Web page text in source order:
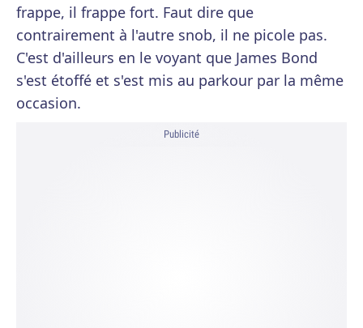
frappe, il frappe fort. Faut dire que
contrairement à l'autre snob, il ne picole pas.
C'est d'ailleurs en le voyant que James Bond
s'est étoffé et s'est mis au parkour par la même
occasion.
Publicité